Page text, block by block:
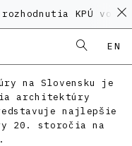
KPÚ vo
EN
na Slovensku je
architektúry
najlepšie
20. storočia na